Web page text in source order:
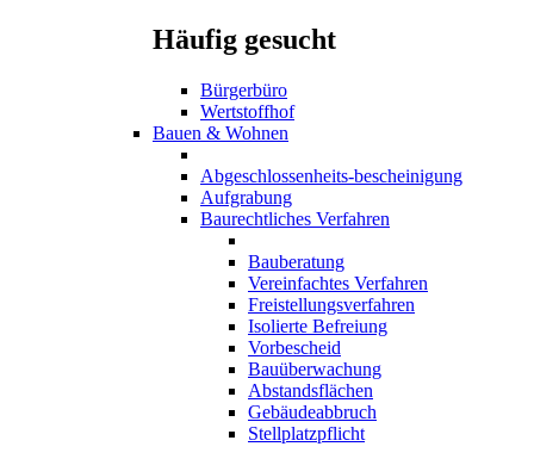
Häufig gesucht
Bürgerbüro
Wertstoffhof
Bauen & Wohnen
Abgeschlossenheits-bescheinigung
Aufgrabung
Baurechtliches Verfahren
Bauberatung
Vereinfachtes Verfahren
Freistellungsverfahren
Isolierte Befreiung
Vorbescheid
Bauüberwachung
Abstandsflächen
Gebäudeabbruch
Stellplatzpflicht